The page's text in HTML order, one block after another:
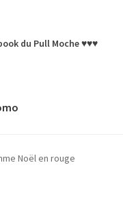
du Pull Moche ♥♥♥
Noël en rouge